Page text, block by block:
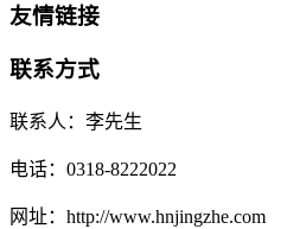
友情链接
联系方式
联系人：李先生
电话：0318-8222022
网址：http://www.hnjingzhe.com